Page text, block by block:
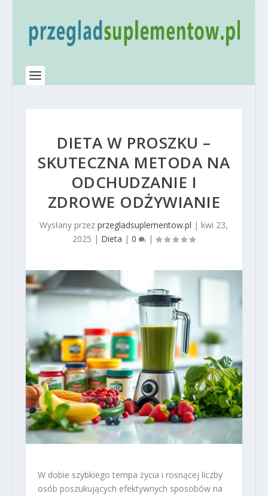
DIETA W PROSZKU –
SKUTECZNA METODA NA
ODCHUDZANIE I
ZDROWE ODŻYWIANIE
Wysłany przezprzegladsuplementow.pl | kwi 23,
2025 | Dieta |0 |
W dobie szybkiego tempa życia i rosnącej liczby
osób poszukujących efektywnych sposobów na